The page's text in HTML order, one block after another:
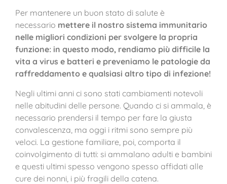
Per mantenere un buon stato di salute è
necessario mettere il nostro sistema immunitario
nelle migliori condizioni per svolgere la propria
funzione: in questo modo, rendiamo più difficile la
vita a virus e batteri e preveniamo le patologie da
raffreddamento e qualsiasi altro tipo di infezione!
Negli ultimi anni ci sono stati cambiamenti notevoli
nelle abitudini delle persone. Quando ci si ammala, è
necessario prendersi il tempo per fare la giusta
convalescenza, ma oggi i ritmi sono sempre più
veloci. La gestione familiare, poi, comporta il
coinvolgimento di tutti: si ammalano adulti e bambini
e questi ultimi spesso vengono spesso affidati alle
cure dei nonni, i più fragili della catena.